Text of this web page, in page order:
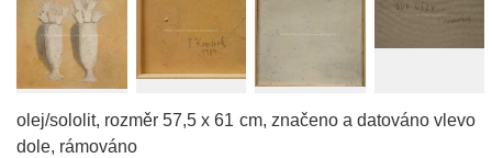
olej/sololit, rozměr 57,5 x 61 cm, značeno a datováno vlevo
dole, rámováno